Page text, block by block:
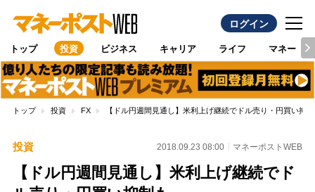
ログイン
トップ 投資 ビジネス キャリア ライフ マネー
トップ 投資 FX 【ドル円週間見通し】米利上げ継続でドル売り・円買い抑
投資 2018.09.23 08:00 マネーポストWEB
【ドル円週間見通し】米利上げ継続でド